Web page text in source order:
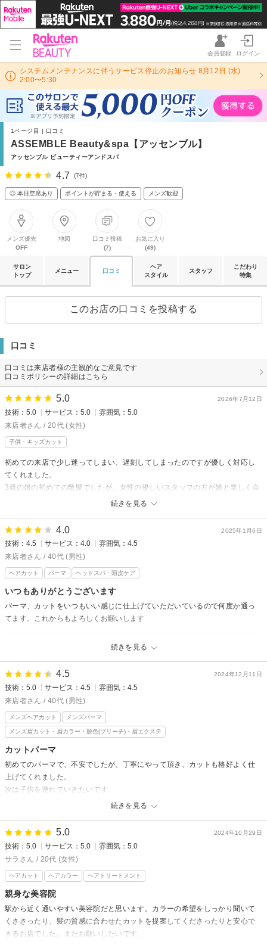
会員登録 ログイン
システムメンテナンスに伴うサービス停止のお知らせ 8月12日 (水)
2:00〜5:30
1ページ目 | 口コミ
ASSEMBLE Beauty&spa【アッセンブル】
アッセンブル ビューティーアンドスパ
4.7 (7件)
◎ 本日空席あり ポイントが貯まる・使える メンズ歓迎
メンズ優先
OFF
地図
口コミ投稿
(7)
お気に入り
(49)
サロン
トップ
メニュー 口コミ
ヘア
スタイル
スタッフ
こだわり
特集
このお店の口コミを投稿する
口コミ
口コミは来店者様の主観的なご意見です
口コミポリシーの詳細はこちら
2026年7月12日
5.0
技術：5.0 サービス：5.0
雰囲気：5.0
来店者さん / 20代 (女性)
子供・キッズカット
続きを見る
初めての来店で少し迷ってしまい、遅刻してしまったのですが優しく対応し
てくれました。
3歳の娘の初めての散髪でしたが、女性の優しいスタッフの方が娘と楽しく会
話しながら施術してくれたので、娘もリラックスしてある様子でした。
け入れてくれました。
2025年1月6日
4.0
技術：4.5 サービス：4.0
雰囲気：4.5
来店者さん / 40代 (男性)
ヘアカット パーマ ヘッドスパ・頭皮ケア
いつもありがとうございます
続きを見る
パーマ、カットをいつもいい感じに仕上げていただいているので何度か通っ
てます。これからもよろしくお願いします
ASSEMBLE Beauty&spa【アッセンブル】からの返信
また嬉しい口コミありがとうございます。
これからも素敵なヘアスタイルをご提案していきますので宜しくお願い致
します。
またのご来店をスタッフ一同心よりお待ちしております。
【柏/流山おおたかの森/豊四季/髪質改善/白髪染め/白髪ぼかし】
2024年12月11日
4.5
技術：5.0 サービス：4.5
雰囲気：4.5
来店者さん / 40代 (男性)
メンズヘアカット メンズパーマ
メンズ眉カット・眉カラー・脱色(ブリーチ)・眉エクステ
カットパーマ
続きを見る
初めてのパーマで、不安でしたが、丁寧にやって頂き、カットも格好よく仕
上げてくれました。
次は子供を連れていきたいです。
先日はご来店ありがとうございました！
初めてのパーマ任せてくださりありがとうございました！
是非次回お子様とご来店ください！
スタイリスト 武藤
【柏/流山おおたかの森/豊四季/髪質改善/白髪染め】
2024年10月29日
5.0
技術：5.0 サービス：5.0
雰囲気：5.0
サラさん / 20代 (女性)
ヘアカット ヘアカラー ヘアトリートメント
親身な美容院
駅から近く通いやすい美容院だと思います。カラーの希望をしっかり聞いて
くささったり、髪の質感に合わせたカットを提案してくださったりと安心で
きるお店でした。またお願いしたいです。